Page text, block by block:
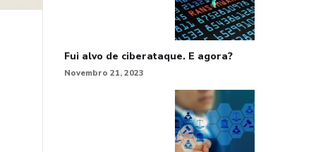
Fui alvo de ciberataque. E agora?
Novembro 21, 2023